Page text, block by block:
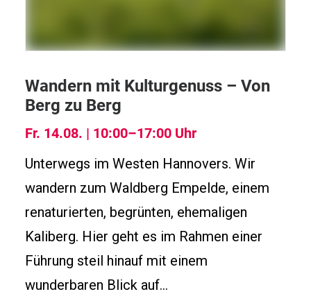
Wandern mit Kulturgenuss – Von
Berg zu Berg
Fr. 14.08. | 10:00–17:00 Uhr
Unterwegs im Westen Hannovers. Wir
wandern zum Waldberg Empelde, einem
renaturierten, begrünten, ehemaligen
Kaliberg. Hier geht es im Rahmen einer
Führung steil hinauf mit einem
wunderbaren Blick auf…